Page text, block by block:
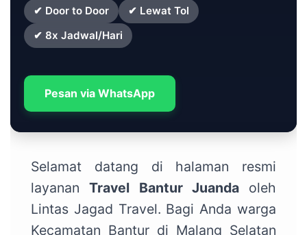
✔ Door to Door
✔ Lewat Tol
✔ 8x Jadwal/Hari
Pesan via WhatsApp
Selamat datang di halaman resmi
layananTravel Bantur Juandaoleh
Lintas Jagad Travel. Bagi Anda warga
Kecamatan Bantur di Malang Selatan